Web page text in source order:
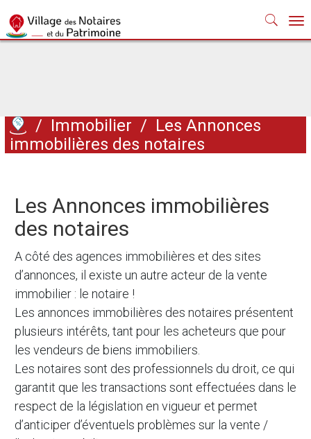
/ Immobilier / Les Annonces
immobilières des notaires
Les Annonces immobilières
des notaires
A côté des agences immobilières et des sites
d’annonces, il existe un autre acteur de la vente
immobilier : le notaire !
Les annonces immobilières des notaires présentent
plusieurs intérêts, tant pour les acheteurs que pour
les vendeurs de biens immobiliers.
Les notaires sont des professionnels du droit, ce qui
garantit que les transactions sont effectuées dans le
respect de la législation en vigueur et permet
d’anticiper d’éventuels problèmes sur la vente /